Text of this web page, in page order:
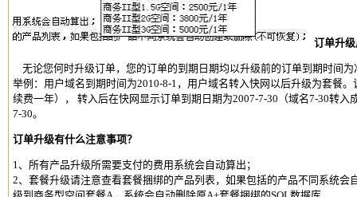
订单升
无论您何时升级订单，您的订单的到期日期均以升级前的订单到期时间为
举例：用户域名到期时间为2010-8-1，用户域名转入快网以后升级为套餐
续费一年）， 转入后在快网显示订单到期日期为2007-7-30（域名7-30转
7-30。
订单升级有什么注意事项？
1、所有产品升级所需要支付的费用系统会自动算出；
2、套餐升级请注意查看套餐捆绑的产品列表，如果包括的产品不同系统会